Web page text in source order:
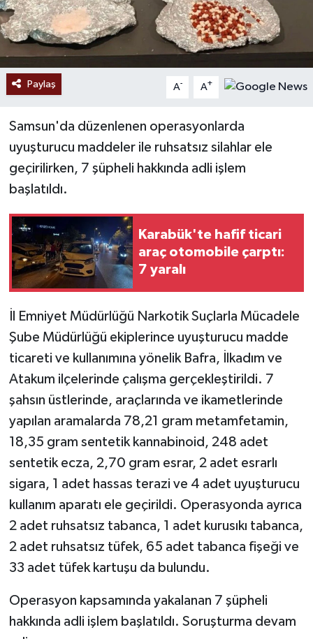
Paylaş A- A+
Samsun'da düzenlenen operasyonlarda
uyuşturucu maddeler ile ruhsatsız silahlar ele
geçirilirken, 7 şüpheli hakkında adli işlem
başlatıldı.
Karabük'te hafif ticari
araç otomobile çarptı:
7 yaralı
İl Emniyet Müdürlüğü Narkotik Suçlarla Mücadele
Şube Müdürlüğü ekiplerince uyuşturucu madde
ticareti ve kullanımına yönelik Bafra, İlkadım ve
Atakum ilçelerinde çalışma gerçekleştirildi. 7
şahsın üstlerinde, araçlarında ve ikametlerinde
yapılan aramalarda 78,21 gram metamfetamin,
18,35 gram sentetik kannabinoid, 248 adet
sentetik ecza, 2,70 gram esrar, 2 adet esrarlı
sigara, 1 adet hassas terazi ve 4 adet uyuşturucu
kullanım aparatı ele geçirildi. Operasyonda ayrıca
2 adet ruhsatsız tabanca, 1 adet kurusıkı tabanca,
2 adet ruhsatsız tüfek, 65 adet tabanca fişeği ve
33 adet tüfek kartuşu da bulundu.
Operasyon kapsamında yakalanan 7 şüpheli
hakkında adli işlem başlatıldı. Soruşturma devam